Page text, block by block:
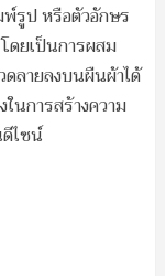
รูป หรือตัวอักษร
ดยเป็นการผสม
ลายลงบนผืนผ้าได้
นการสร้างความ
ไซน์